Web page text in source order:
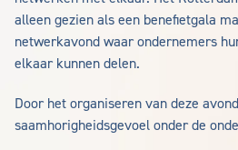
alleen gezien als een benefietgala
netwerkavond waar ondernemers
elkaar kunnen delen.
Door het organiseren van deze
saamhorigheidsgevoel onder de